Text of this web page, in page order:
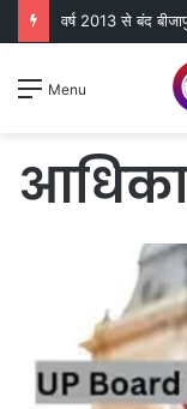
वर्ष 2013 से बंद
Menu